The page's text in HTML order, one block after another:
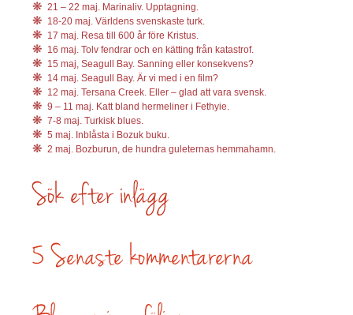
21 – 22 maj. Marinaliv. Upptagning.
18-20 maj. Världens svenskaste turk.
17 maj. Resa till 600 år före Kristus.
16 maj. Tolv fendrar och en kätting från katastrof.
15 maj, Seagull Bay. Sanning eller konsekvens?
14 maj. Seagull Bay. Är vi med i en film?
12 maj. Tersana Creek. Eller – glad att vara svensk.
9 – 11 maj. Katt bland hermeliner i Fethyie.
7-8 maj. Turkisk blues.
5 maj. Inblåsta i Bozuk buku.
2 maj. Bozburun, de hundra guleternas hemmahamn.